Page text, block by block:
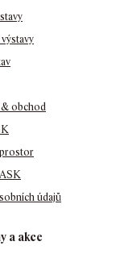
obchod
údajů
a akce